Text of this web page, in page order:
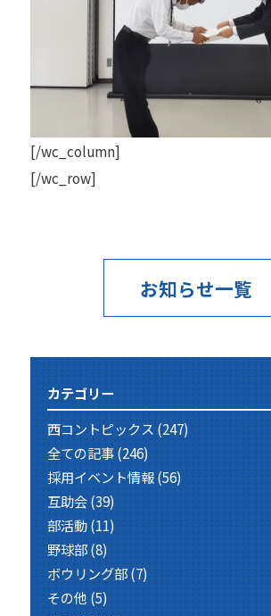
[/wc_column]
[/wc_row]
お知らせ一覧
カテゴリー
西コントピックス(247)
全ての記事(246)
採用イベント情報(56)
互助会(39)
部活動(11)
野球部(8)
ボウリング部(7)
その他(5)